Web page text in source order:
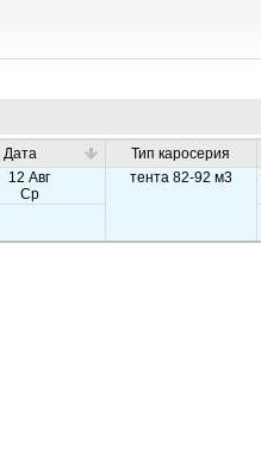
Дата Тип каросерия
12 Авг
Ср
тента 82-92 м3